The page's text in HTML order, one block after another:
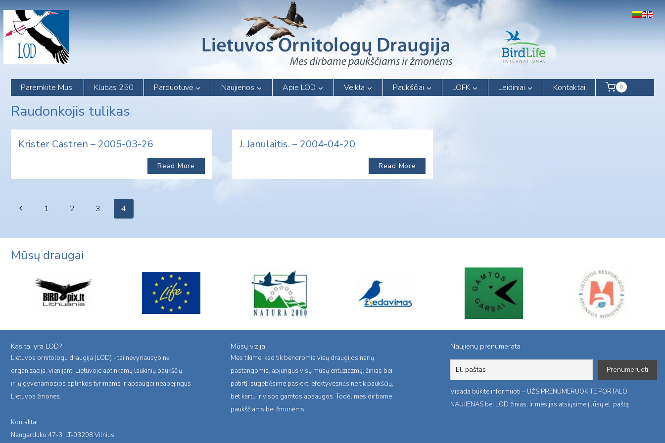
content
Paremkite Mus! Klubas 250 Parduotuvė Naujienos Apie LOD Veikla Paukščiai LOFK Leidiniai Kontaktai 0
Raudonkojis tulikas
Krister Castren – 2005-03-26
Read More
J. Janulaitis. – 2004-04-20
Read More
Page
Previous1 2 3 4
Mūsų draugai
Kas tai yra LOD?
Lietuvos ornitologu draugija (LOD) - tai nevyriausybinė
organizacija, vienijanti Lietuvoje aptinkamų laukinių paukščių
ir jų gyvenamosios aplinkos tyrimams ir apsaugai neabejingus
Lietuvos žmones.
Kontaktai:
Naugarduko 47-3, LT-03208 Vilnius,
Mūsų vizija
Mes tikime, kad tik bendromis visų draugijos narių
pastangomis, apjungus visų mūsų entuziazmą, žinias bei
patirtį, sugebėsime pasiekti efektyvesnės ne tik paukščių,
bet kartu ir visos gamtos apsaugos. Todėl mes dirbame
paukščiams bei žmonėms.
Naujienų prenumerata
Visada būkite informuoti – UŽSIPRENUMERUOKITE PORTALO
NAUJIENAS bei LOD žinias, ir mes jas atsiųsime į Jūsų el. paštą.